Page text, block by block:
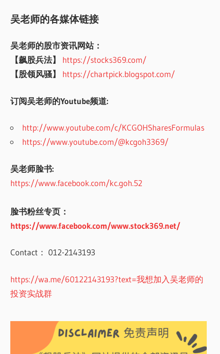
吴老师的各媒体链接
吴老师的股市资讯网站：
【飙股兵法】
https://stocks369.com/
【股领风骚】
https://chartpick.blogspot.com/
订阅吴老师的Youtube频道:
http://www.youtube.com/c/KCGOHSharesFormulas
https://www.youtube.com/@kcgoh3369/
吴老师脸书:
https://www.facebook.com/kc.goh.52
脸书粉丝专页：
https://www.facebook.com/www.stock369.net/
Contact： 012-2143193
https://wa.me/60122143193?text=我想加入吴老师的
投资实战群